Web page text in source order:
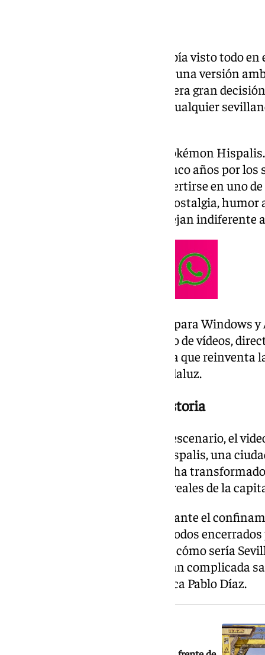
Si alguien pensaba que ya lo había visto todo
probablemente no contaba con una versión
postapocalíptica donde la primera gran
responder a una pregunta que cualquier
Ese es el punto de partida de ‹Pokémon
desarrollado durante más de cinco años por
Wayne que ha conseguido convertirse en uno
verano gracias a su mezcla de nostalgia,
referencias culturales que no dejan indiferente
Desde su lanzamiento gratuito para Windows
las redes sociales se han llenado de vídeos,
sorprendidos por una propuesta que reinventa
con un inconfundible sabor andaluz.
Una pandemia inspiró la historia
Lejos de limitarse a cambiar el escenario, el
año 2030, rebautizada como Hispalis, una
ocurrida diez años antes que la ha
distritos inspirados en lugares reales de la
La idea nació precisamente durante el
videojuego cuando estábamos todos
punto de partida para imaginar cómo sería
gran pandemia. De una etapa tan complicada
estamos muy orgullosos», explica Pablo Díaz.